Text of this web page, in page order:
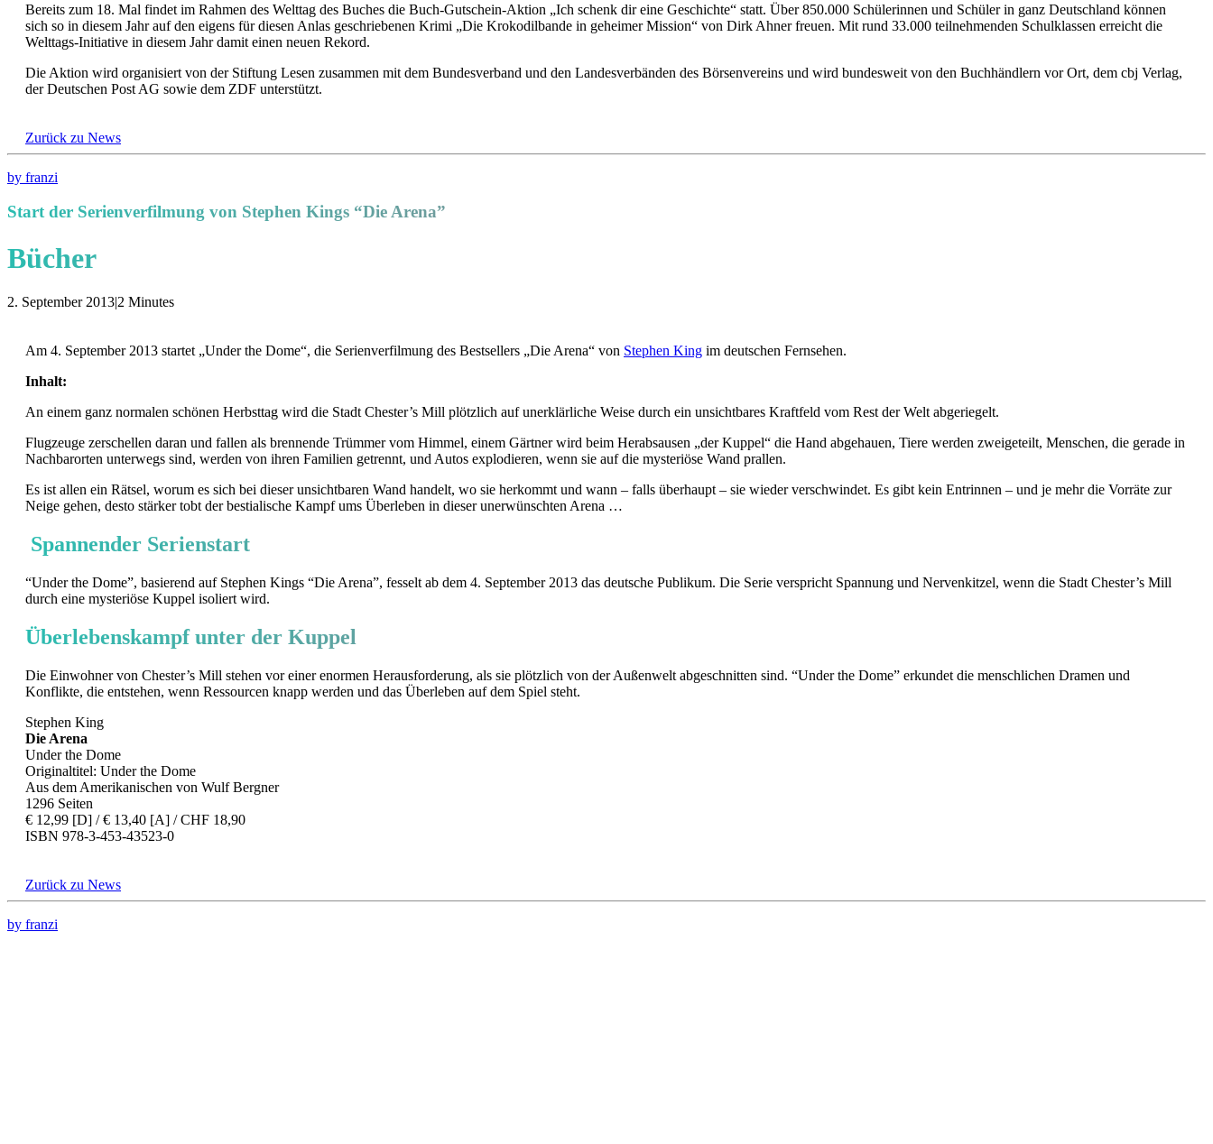
Bereits zum 18. Mal findet im Rahmen des Welttag des Buches die Buch-Gutschein-Aktion „Ich schenk dir eine Geschichte“ statt. Über 850.000 Schülerinnen und Schüler in ganz Deutschland können
sich so in diesem Jahr auf den eigens für diesen Anlas geschriebenen Krimi „Die Krokodilbande in geheimer Mission“ von Dirk Ahner freuen. Mit rund 33.000 teilnehmenden Schulklassen erreicht die
Welttags-Initiative in diesem Jahr damit einen neuen Rekord.
Die Aktion wird organisiert von der Stiftung Lesen zusammen mit dem Bundesverband und den Landesverbänden des Börsenvereins und wird bundesweit von den Buchhändlern vor Ort, dem cbj Verlag,
der Deutschen Post AG sowie dem ZDF unterstützt.
Zurück zu News
by franzi
Start der Serienverfilmung von Stephen Kings “Die Arena”
Bücher
2. September 2013|2 Minutes
Am 4. September 2013 startet „Under the Dome“, die Serienverfilmung des Bestsellers „Die Arena“ von Stephen King im deutschen Fernsehen.
Inhalt:
An einem ganz normalen schönen Herbsttag wird die Stadt Chester’s Mill plötzlich auf unerklärliche Weise durch ein unsichtbares Kraftfeld vom Rest der Welt abgeriegelt.
Flugzeuge zerschellen daran und fallen als brennende Trümmer vom Himmel, einem Gärtner wird beim Herabsausen „der Kuppel“ die Hand abgehauen, Tiere werden zweigeteilt, Menschen, die gerade in
Nachbarorten unterwegs sind, werden von ihren Familien getrennt, und Autos explodieren, wenn sie auf die mysteriöse Wand prallen.
Es ist allen ein Rätsel, worum es sich bei dieser unsichtbaren Wand handelt, wo sie herkommt und wann – falls überhaupt – sie wieder verschwindet. Es gibt kein Entrinnen – und je mehr die Vorräte zur
Neige gehen, desto stärker tobt der bestialische Kampf ums Überleben in dieser unerwünschten Arena …
Spannender Serienstart
“Under the Dome”, basierend auf Stephen Kings “Die Arena”, fesselt ab dem 4. September 2013 das deutsche Publikum. Die Serie verspricht Spannung und Nervenkitzel, wenn die Stadt Chester’s Mill
durch eine mysteriöse Kuppel isoliert wird.
Überlebenskampf unter der Kuppel
Die Einwohner von Chester’s Mill stehen vor einer enormen Herausforderung, als sie plötzlich von der Außenwelt abgeschnitten sind. “Under the Dome” erkundet die menschlichen Dramen und
Konflikte, die entstehen, wenn Ressourcen knapp werden und das Überleben auf dem Spiel steht.
Stephen King
Die Arena
Under the Dome
Originaltitel: Under the Dome
Aus dem Amerikanischen von Wulf Bergner
1296 Seiten
€ 12,99 [D] / € 13,40 [A] / CHF 18,90
ISBN 978-3-453-43523-0
Zurück zu News
by franzi